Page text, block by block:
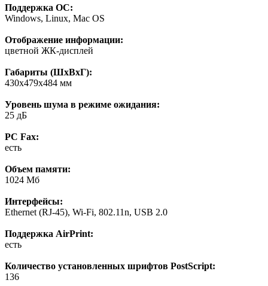
Поддержка ОС:
Windows, Linux, Mac OS
Отображение информации:
цветной ЖК-дисплей
Габариты (ШхВхГ):
430x479x484 мм
Уровень шума в режиме ожидания:
25 дБ
PC Fax:
есть
Объем памяти:
1024 Мб
Интерфейсы:
Ethernet (RJ-45), Wi-Fi, 802.11n, USB 2.0
Поддержка AirPrint:
есть
Количество установленных шрифтов PostScript:
136